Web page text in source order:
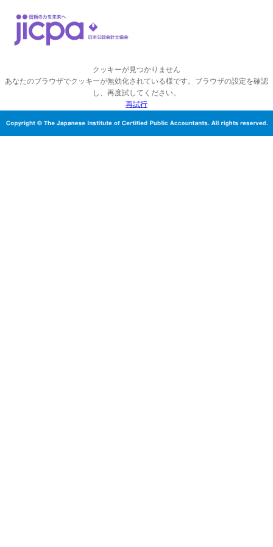
クッキーが見つかりません
あなたのブラウザでクッキーが無効化されている様です。ブラウザの設定を確認
し、再度試してください。
再試行